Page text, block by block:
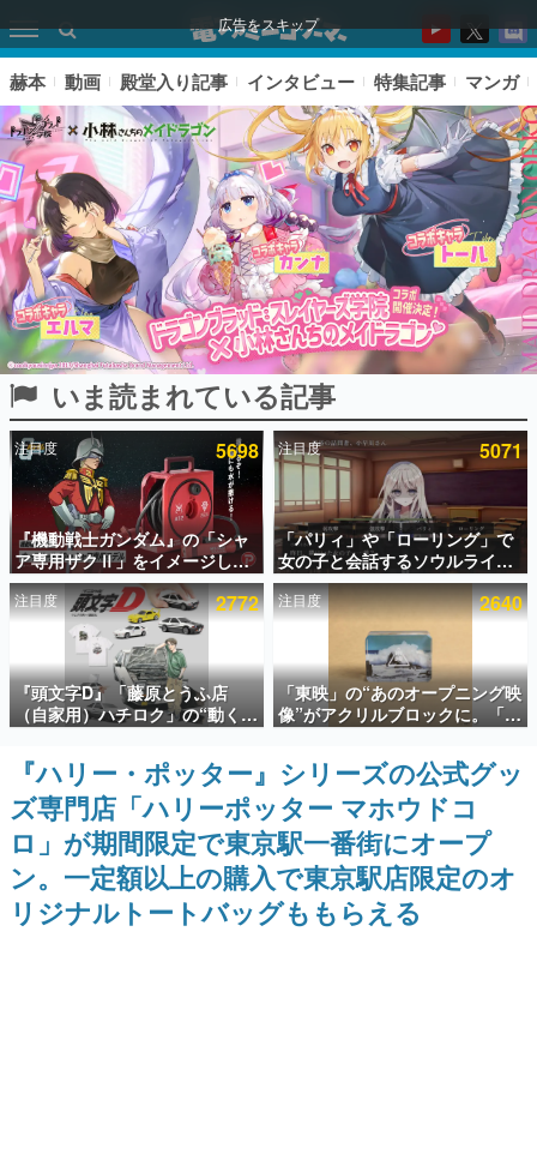
広告をスキップ
ピックアップ
電ファミのいま読まれている記事ランキング
アプリセール情報
インタビュー
連載・特集一覧
殿堂入り記事
SNS拡散数が数千以上！ ページビュー数万以上！ などな
ど。多くの人々に読まれた、電ファミ渾身の“殿堂入り”記
事をまとめました。
ゲームの企画書
名作ゲームクリエイターの方々に製作時のエピソードをお
聞きし、ヒットする企画（ゲーム）とは何か？を探ってい
きます。
赫本
この物語を解いてはいけない。『赫本』は、〈試験問題〉
の形をした短編ホラー小説集です。
赫本 動画 殿堂入り記事 インタビュー 特集記事 マンガ
いま読まれている記事
注目度 5698
『機動戦士ガンダム』の「シャ
ア専用ザクⅡ」をイメージした
散水ホースリールが予約開始。
本体にはシャアのパーソナルマ
ークやジオン公国軍のエンブレ
ム、型式番号などを配置
注目度 5071
「パリィ」や「ローリング」で
女の子と会話するソウルライク
恋愛ゲーム『小早川さんはソウ
ルライク』無料公開。返事に失
敗すると「YOU DIED」
注目度 2772
『頭文字D』「藤原とうふ店
（自家用）ハチロク」の“動くテ
ィッシュケース”が買えるポップ
アップショップが開催へ。マン
ガの舞台である群馬の「イオン
モール高崎」にて、8月11日か
ら8月20日までの期間限定で開
催予定
注目度 2640
「東映」の“あのオープニング映
像”がアクリルブロックに。「東
映ヒストリカル グッズコレクシ
ョン」が8月下旬より発売
『ハリー・ポッター』シリーズの公式グッ
ズ専門店「ハリーポッター マホウドコ
ロ」が期間限定で東京駅一番街にオープ
ン。一定額以上の購入で東京駅店限定のオ
リジナルトートバッグももらえる